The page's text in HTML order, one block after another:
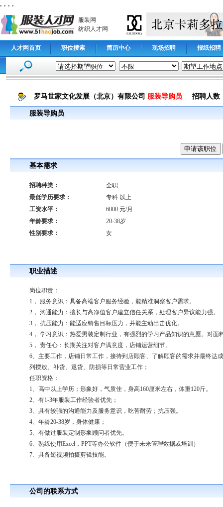
服装网
纺织人才网
人才网首页 职位搜索 简历中心 现场招聘 报纸招聘
罗马世家文化发展（北京）有限公司 服装导购员 招聘人数
服装导购员
基本需求
招聘种类：
全职
最低学历要求：
专科 以上
工资水平：
6000 元/月
年龄要求：
20-38岁
性别要求：
女
职业描述
岗位职责：
1， 服务意识：具备高端客户服务经验，能精准洞察客户需求。
2， 沟通能力：擅长与高净值客户建立信任关系，处理客户异议能力强。
3， 抗压能力：能适应销售目标压力，并能主动出击优化。
4， 学习意识：热爱男装定制行业，有强烈的学习产品知识的意愿。对面
5， 责任心：长期关注对客户满意度，店铺运营细节。
6、主要工作，店铺日常工作，接待到店顾客、了解顾客的需求并最终
列摆放、补货、退货、防损等日常营业工作；
任职资格：
1、高中以上学历；形象好，气质佳，身高160厘米左右，体重120斤。
2、有1-3年服装工作经验者优先；
3、具有较强的沟通能力及服务意识，吃苦耐劳；抗压强。
4、年龄20-38岁，身体健康；
5、有做过服装定制形象顾问者优先。
6、熟练使用Excel，PPT等办公软件（便于未来管理数据或培训）
7、具备短视频拍摄剪辑技能。
公司的联系方式